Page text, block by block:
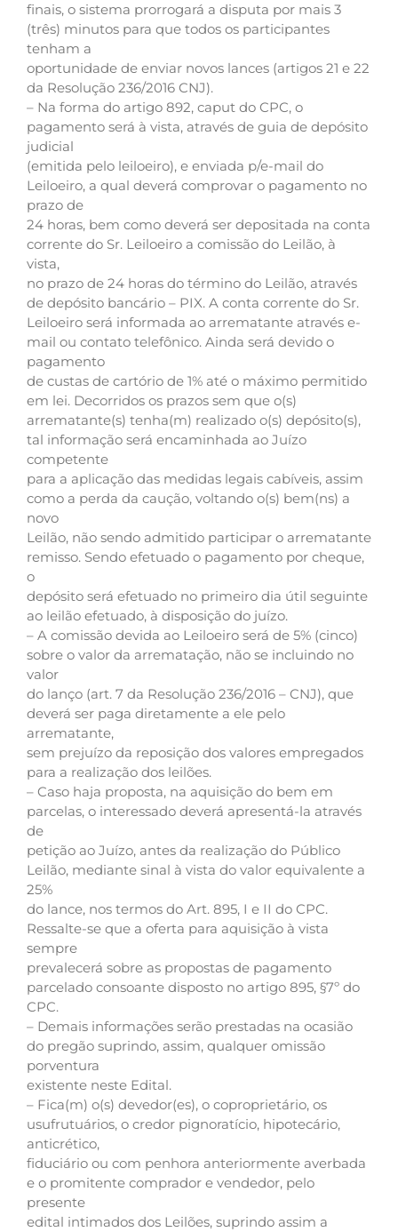
finais, o sistema prorrogará a disputa por mais 3
(três) minutos para que todos os participantes
tenham a
oportunidade de enviar novos lances (artigos 21 e 22
da Resolução 236/2016 CNJ).
– Na forma do artigo 892, caput do CPC, o
pagamento será à vista, através de guia de depósito
judicial
(emitida pelo leiloeiro), e enviada p/e-mail do
Leiloeiro, a qual deverá comprovar o pagamento no
prazo de
24 horas, bem como deverá ser depositada na conta
corrente do Sr. Leiloeiro a comissão do Leilão, à
vista,
no prazo de 24 horas do término do Leilão, através
de depósito bancário – PIX. A conta corrente do Sr.
Leiloeiro será informada ao arrematante através e-
mail ou contato telefônico. Ainda será devido o
pagamento
de custas de cartório de 1% até o máximo permitido
em lei. Decorridos os prazos sem que o(s)
arrematante(s) tenha(m) realizado o(s) depósito(s),
tal informação será encaminhada ao Juízo
competente
para a aplicação das medidas legais cabíveis, assim
como a perda da caução, voltando o(s) bem(ns) a
novo
Leilão, não sendo admitido participar o arrematante
remisso. Sendo efetuado o pagamento por cheque,
o
depósito será efetuado no primeiro dia útil seguinte
ao leilão efetuado, à disposição do juízo.
– A comissão devida ao Leiloeiro será de 5% (cinco)
sobre o valor da arrematação, não se incluindo no
valor
do lanço (art. 7 da Resolução 236/2016 – CNJ), que
deverá ser paga diretamente a ele pelo
arrematante,
sem prejuízo da reposição dos valores empregados
para a realização dos leilões.
– Caso haja proposta, na aquisição do bem em
parcelas, o interessado deverá apresentá-la através
de
petição ao Juízo, antes da realização do Público
Leilão, mediante sinal à vista do valor equivalente a
25%
do lance, nos termos do Art. 895, I e II do CPC.
Ressalte-se que a oferta para aquisição à vista
sempre
prevalecerá sobre as propostas de pagamento
parcelado consoante disposto no artigo 895, §7º do
CPC.
– Demais informações serão prestadas na ocasião
do pregão suprindo, assim, qualquer omissão
porventura
existente neste Edital.
– Fica(m) o(s) devedor(es), o coproprietário, os
usufrutuários, o credor pignoratício, hipotecário,
anticrético,
fiduciário ou com penhora anteriormente averbada
e o promitente comprador e vendedor, pelo
presente
edital intimados dos Leilões, suprindo assim a